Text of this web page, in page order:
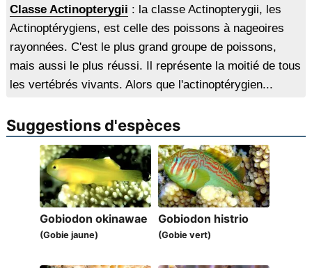
Classe Actinopterygii : la classe Actinopterygii, les
Actinoptérygiens, est celle des poissons à nageoires
rayonnées. C'est le plus grand groupe de poissons,
mais aussi le plus réussi. Il représente la moitié de tous
les vertébrés vivants. Alors que l'actinoptérygien...
Suggestions d'espèces
Gobiodon okinawae
(Gobie jaune)
Gobiodon histrio
(Gobie vert)